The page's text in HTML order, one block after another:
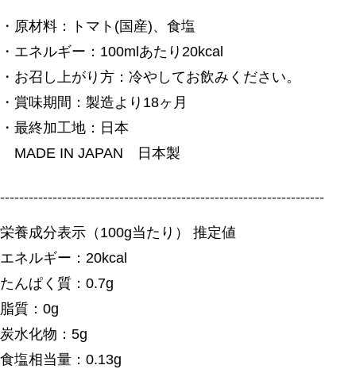
・原材料：トマト(国産)、食塩
・エネルギー：100mlあたり20kcal
・お召し上がり方：冷やしてお飲みください。
・賞味期間：製造より18ヶ月
・最終加工地：日本
MADE IN JAPAN 日本製
--------------------------------------------------------------------
栄養成分表示（100g当たり） 推定値
エネルギー：20kcal
たんぱく質：0.7g
脂質：0g
炭水化物：5g
食塩相当量：0.13g